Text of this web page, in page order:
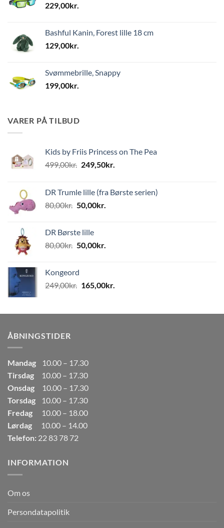
229,00kr.
Bashful Kanin, Forest lille 18 cm
129,00kr.
Svømmebrille, Snappy
199,00kr.
VARER PÅ TILBUD
Kids by Friis Princess on The Pea
499,00kr. Den
var:
499,00kr..
249,50kr.
er:
DR Trumle lille (fra Børste serien)
80,00kr. Den
var:
80,00kr..
50,00kr.
50,00kr..
DR Børste lille
80,00kr. Den
var:
80,00kr..
50,00kr.
50,00kr..
Kongeord
249,00kr. Den
var:
165,00kr.
er:
ÅBNINGSTIDER
Mandag
10.00 – 17.30
Tirsdag
10.00 – 17.30
Onsdag
10.00 – 17.30
Torsdag
10.00 – 17.30
Fredag
10.00 – 18.00
Lørdag
10.00 – 14.00
Telefon: 22 83 78 72
INFORMATION
Om os
Persondatapolitik